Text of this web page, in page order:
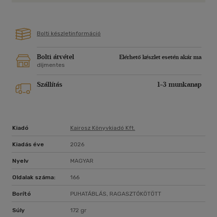
Bolti készletinformáció
Bolti átvétel
Elérhető készlet esetén akár ma
díjmentes
Szállítás 1-3 munkanap
Kiadó Kairosz Könyvkiadó Kft.
Kiadás éve 2026
Nyelv MAGYAR
Oldalak száma: 166
Borító PUHATÁBLÁS, RAGASZTÓKÖTÖTT
Súly 172 gr